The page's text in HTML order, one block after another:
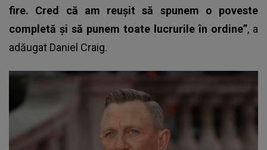
fire. Cred că am reuşit să spunem o poveste
completă şi să punem toate lucrurile în ordine”, a
adăugat Daniel Craig.